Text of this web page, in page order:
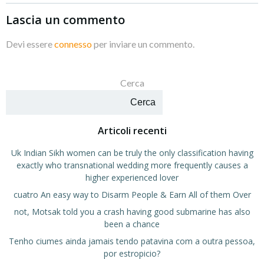
Lascia un commento
Devi essereconnessoper inviare un commento.
Cerca
Cerca
Articoli recenti
Uk Indian Sikh women can be truly the only classification having
exactly who transnational wedding more frequently causes a
higher experienced lover
cuatro An easy way to Disarm People & Earn All of them Over
not, Motsak told you a crash having good submarine has also
been a chance
Tenho ciumes ainda jamais tendo patavina com a outra pessoa,
por estropicio?